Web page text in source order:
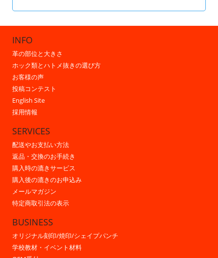
INFO
革の部位と大きさ
ホック類とハトメ抜きの選び方
お客様の声
投稿コンテスト
English Site
採用情報
SERVICES
配送やお支払い方法
返品・交換のお手続き
購入時の漉きサービス
購入後の漉きのお申込み
メールマガジン
特定商取引法の表示
BUSINESS
オリジナル刻印/焼印/シェイプパンチ
学校教材・イベント材料